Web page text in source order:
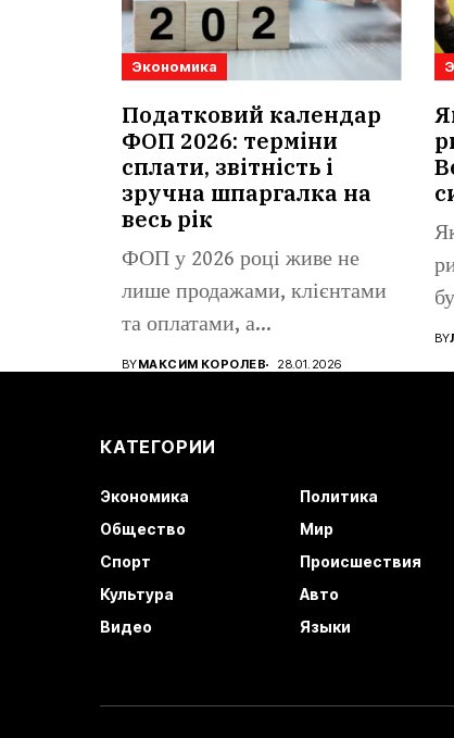
Экономика
Податковий календар
ФОП 2026: терміни
сплати, звітність і
зручна шпаргалка на
весь рік
ФОП у 2026 році живе не
лише продажами, клієнтами
та оплатами, а...
BYМАКСИМ КОРОЛЕВ 28.01.2026
BY
КАТЕГОРИИ
Экономика
Политика
Общество
Мир
Спорт
Происшествия
Культура
Авто
Видео
Языки